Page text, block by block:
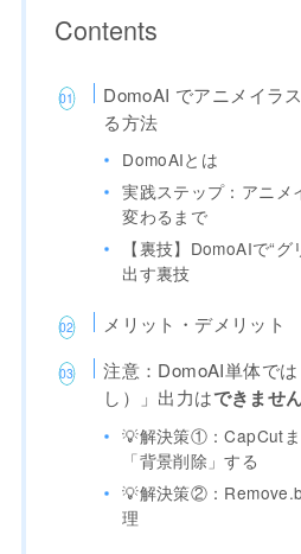
Contents
DomoAI でアニメイラ
る方法
DomoAIとは
実践ステップ：アニメ
変わるまで
【裏技】DomoAIで“
出す裏技
メリット・デメリット
注意：DomoAI単体で
し）」出力はできませ
💡解決策①：CapCut
「背景削除」する
💡解決策②：
理